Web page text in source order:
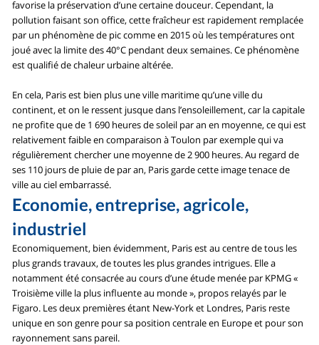
favorise la préservation d’une certaine douceur. Cependant, la
pollution faisant son office, cette fraîcheur est rapidement remplacée
par un phénomène de pic comme en 2015 où les températures ont
joué avec la limite des 40°C pendant deux semaines. Ce phénomène
est qualifié de chaleur urbaine altérée.
En cela, Paris est bien plus une ville maritime qu’une ville du
continent, et on le ressent jusque dans l’ensoleillement, car la capitale
ne profite que de 1 690 heures de soleil par an en moyenne, ce qui est
relativement faible en comparaison à Toulon par exemple qui va
régulièrement chercher une moyenne de 2 900 heures. Au regard de
ses 110 jours de pluie de par an, Paris garde cette image tenace de
ville au ciel embarrassé.
Economie, entreprise, agricole,
industriel
Economiquement, bien évidemment, Paris est au centre de tous les
plus grands travaux, de toutes les plus grandes intrigues. Elle a
notamment été consacrée au cours d’une étude menée par KPMG «
Troisième ville la plus influente au monde », propos relayés par le
Figaro. Les deux premières étant New-York et Londres, Paris reste
unique en son genre pour sa position centrale en Europe et pour son
rayonnement sans pareil.